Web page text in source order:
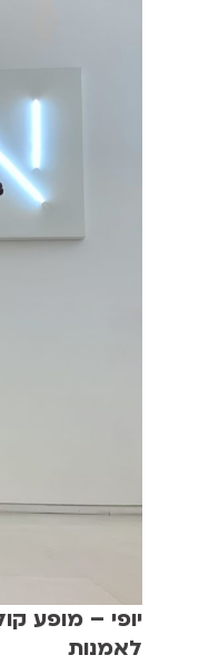
יופי – מופע
לאמנות